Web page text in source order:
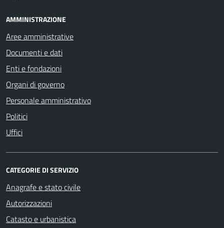
AMMINISTRAZIONE
Aree amministrative
Documenti e dati
Enti e fondazioni
Organi di governo
Personale amministrativo
Politici
Uffici
CATEGORIE DI SERVIZIO
Anagrafe e stato civile
Autorizzazioni
Catasto e urbanistica